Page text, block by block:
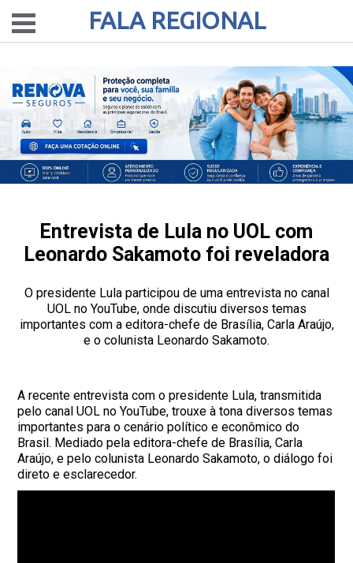
FALA REGIONAL
Entrevista de Lula no UOL com
Leonardo Sakamoto foi reveladora
O presidente Lula participou de uma entrevista no canal
UOL no YouTube, onde discutiu diversos temas
importantes com a editora-chefe de Brasília, Carla Araújo,
e o colunista Leonardo Sakamoto.
A recente entrevista com o presidente Lula, transmitida
pelo canal UOL no YouTube, trouxe à tona diversos temas
importantes para o cenário político e econômico do
Brasil. Mediado pela editora-chefe de Brasília, Carla
Araújo, e pelo colunista Leonardo Sakamoto, o diálogo foi
direto e esclarecedor.